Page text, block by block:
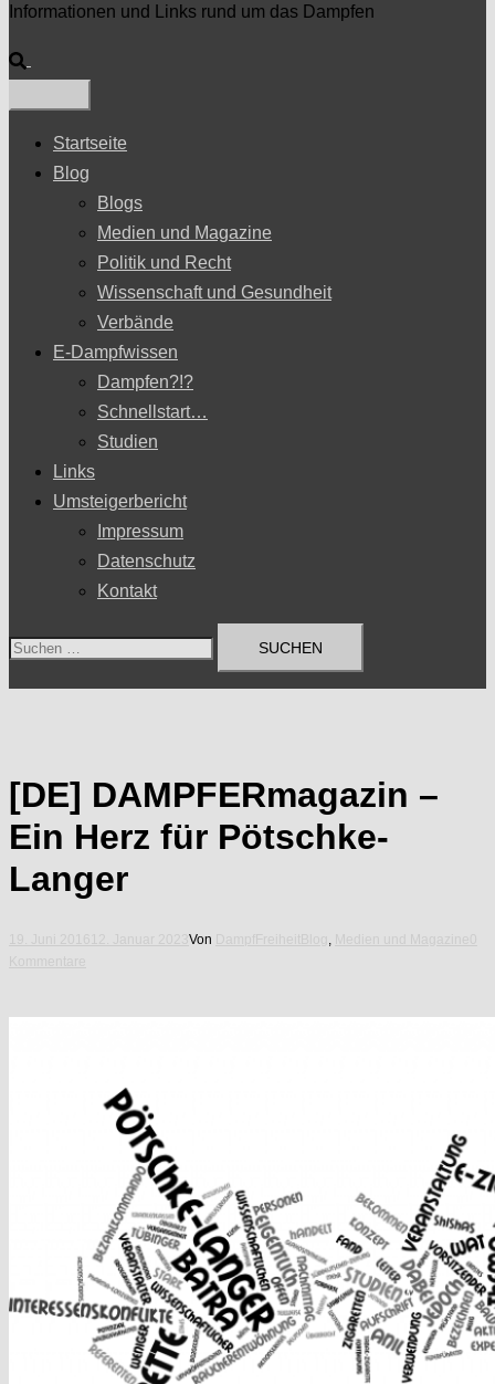
Informationen und Links rund um das Dampfen
Suche
Startseite
Blog
Blogs
Medien und Magazine
Politik und Recht
Wissenschaft und Gesundheit
Verbände
E-Dampfwissen
Dampfen?!?
Schnellstart…
Studien
Links
Umsteigerbericht
Impressum
Datenschutz
Kontakt
Suchen
[DE] DAMPFERmagazin –
Ein Herz für Pötschke-
Langer
Von ,